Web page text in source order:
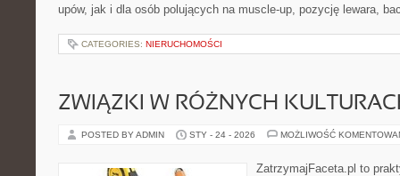
upów, jak i dla osób polujących na muscle-up, pozycję lewara,
CATEGORIES: NIERUCHOMOŚCI
ZWIĄZKI W RÓŻNYCH
POSTED BY ADMIN STY - 24 - 2026 MOŻLIWOŚĆ
ZatrzymajFaceta.pl to